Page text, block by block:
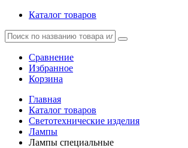
Каталог товаров
Сравнение
Избранное
Корзина
Главная
Каталог товаров
Светотехнические изделия
Лампы
Лампы специальные